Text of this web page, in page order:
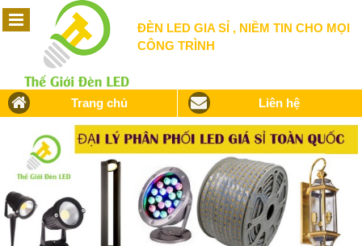
ĐÈN LED GIA SỈ , NIỀM TIN CHO MỌI
CÔNG TRÌNH
Trang chủ Liên hệ